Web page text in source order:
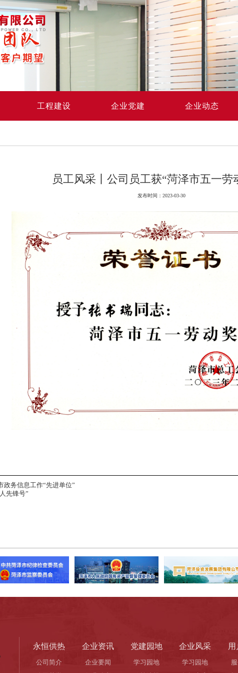
工程建设 企业党建 企业动态
员工风采丨公司员工获“菏泽市五一劳
发布时间：2023-03-30
政务信息工作“先进单位”
先锋号”
永恒供热
公司简介
企业资讯
企业要闻
党建园地
学习园地
企业风采
学习园地